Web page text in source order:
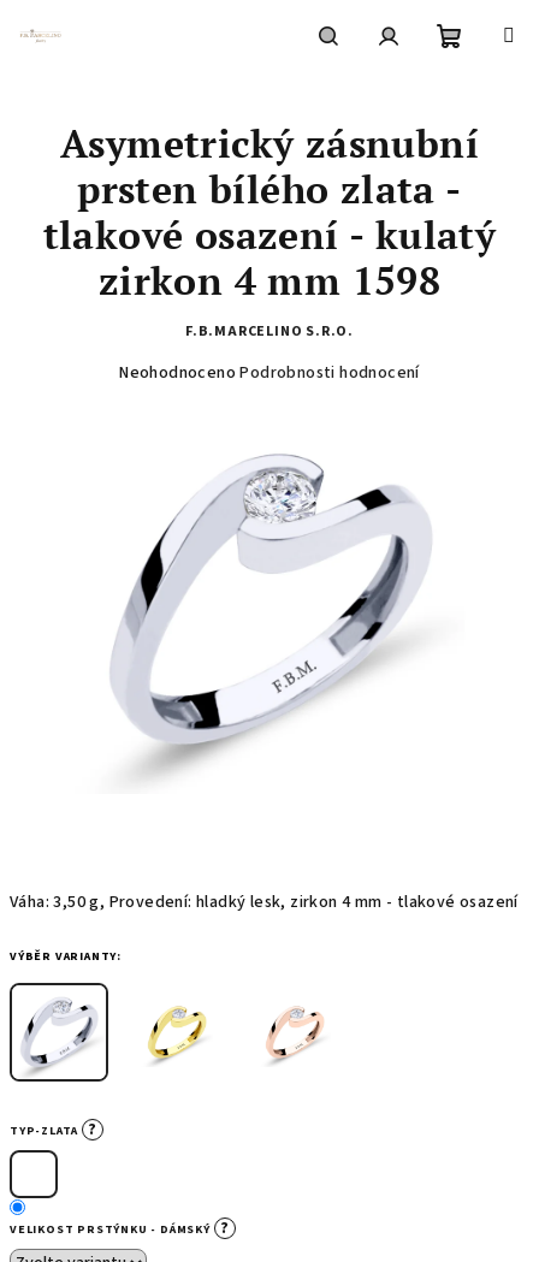
košík
Váha: 3,50 g, Provedení: hladký lesk, zirkon 4 mm - tlakové osazení
VÝBĚR VARIANTY:
TYP-ZLATA ?
VELIKOST PRSTÝNKU - DÁMSKÝ ?
Asymetrický zásnubní
prsten bílého zlata -
tlakové osazení - kulatý
zirkon 4 mm 1598
F.B.MARCELINO S.R.O.
Průměrné
hvězdiček.
Neohodnoceno Podrobnosti hodnocení